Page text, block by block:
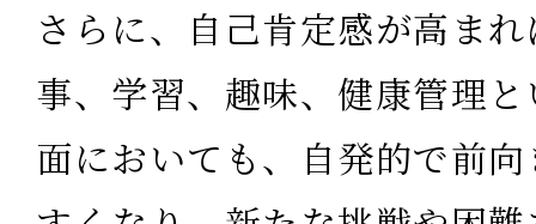
さらに、自己肯定感が高ま
事、学習、趣味、健康管理
面においても、自発的で前